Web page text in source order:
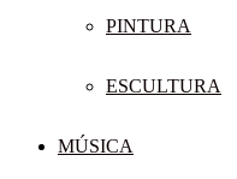
PINTURA
ESCULTURA
MÚSICA